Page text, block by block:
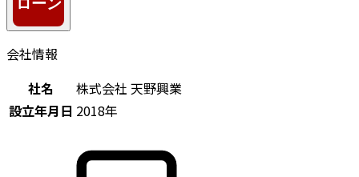
会社情報
社名
株式会社 天野興業
設立年月日 2018年